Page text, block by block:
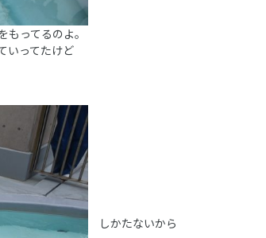
ってるのよ。
いってたけど
しかたないから